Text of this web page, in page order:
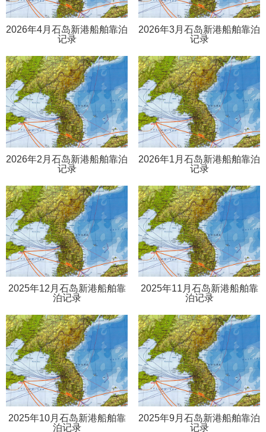
2026年4月石岛新港船舶靠泊
记录
2026年3月石岛新港船舶靠泊
记录
2026年2月石岛新港船舶靠泊
记录
2026年1月石岛新港船舶靠泊
记录
2025年12月石岛新港船舶靠
泊记录
2025年11月石岛新港船舶靠
泊记录
2025年10月石岛新港船舶靠
泊记录
2025年9月石岛新港船舶靠泊
记录